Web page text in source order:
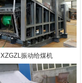
XZGZL振动给煤机